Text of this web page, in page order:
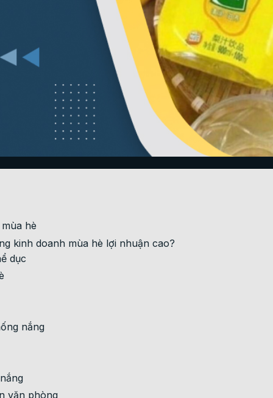
hè
kinh doanh mùa hè lợi nhuận cao?
dục
nắng
văn phòng